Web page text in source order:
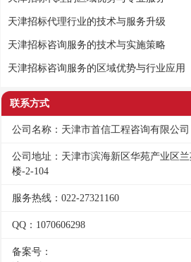
天津招标代理行业的技术与服务升级
天津招标咨询服务的技术与实施策略
天津招标咨询服务的区域优势与行业应用
联系方式
公司名称：天津市首信工程咨询有限公司
公司地址：天津市滨海新区华苑产业区
楼-2-104
服务热线：022-27321160
QQ：1070606298
备案号：